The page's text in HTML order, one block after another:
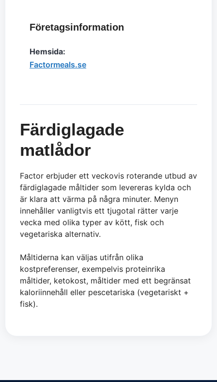
Företagsinformation
Hemsida:
Factormeals.se
Färdiglagade
matlådor
Factor erbjuder ett veckovis roterande utbud av
färdiglagade måltider som levereras kylda och
är klara att värma på några minuter. Menyn
innehåller vanligtvis ett tjugotal rätter varje
vecka med olika typer av kött, fisk och
vegetariska alternativ.
Måltiderna kan väljas utifrån olika
kostpreferenser, exempelvis proteinrika
måltider, ketokost, måltider med ett begränsat
kaloriinnehåll eller pescetariska (vegetariskt +
fisk).